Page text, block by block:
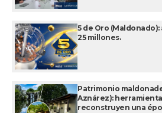
5 de Oro
25 millones.
Patrimonio
Aznárez):
reconstruyen una